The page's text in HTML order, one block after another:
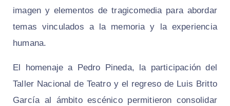
imagen y elementos de tragicomedia para abordar
temas vinculados a la memoria y la experiencia
humana.
El homenaje a Pedro Pineda, la participación del
Taller Nacional de Teatro y el regreso de Luis Britto
García al ámbito escénico permitieron consolidar